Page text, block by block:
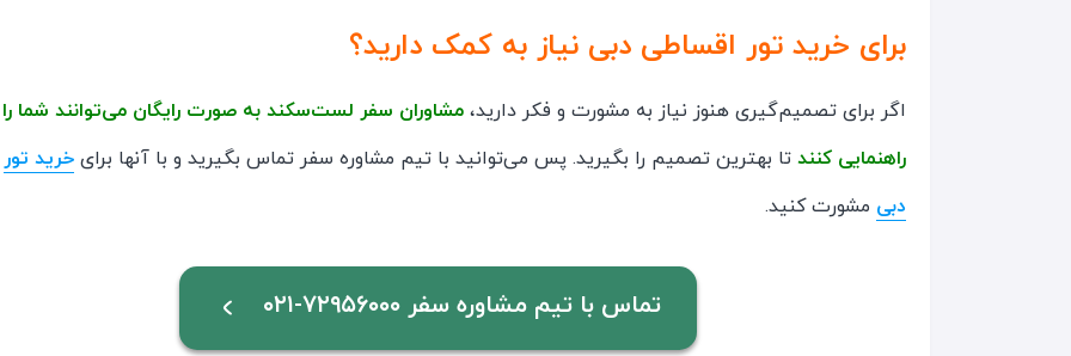
برای خرید تور اقساطی دبی نیاز به کمک دارید؟
اگر برای تصمیم‌گیری هنوز نیاز به مشورت و فکر دارید، مشاوران سفر لست‌سکند به صورت رایگان می‌توانند شما را
راهنمایی کنند تا بهترین تصمیم را بگیرید. پس می‌توانید با تیم مشاوره سفر تماس بگیرید و با آنها برای خرید تور
دبی مشورت کنید.
تماس با تیم مشاوره سفر ۷۲۹۵۶۰۰۰-۰۲۱